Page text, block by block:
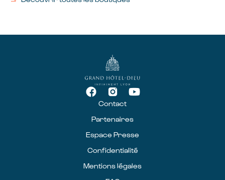
Contact
Partenaires
Espace Presse
Confidentialité
Mentions légales